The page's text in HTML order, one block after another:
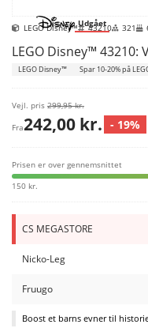
Udgået
LEGO Disney™ 43210 321
LEGO Disney™ 43210:
LEGO Disney™ Spar 10-20% på
Vejl. pris 299,95 kr.
Fra242,00 kr. - 19%
Prisen er over gennemsnittet
150 kr.
CS MEGASTORE
Nicko-Leg
Fruugo
Boost et barns evner til